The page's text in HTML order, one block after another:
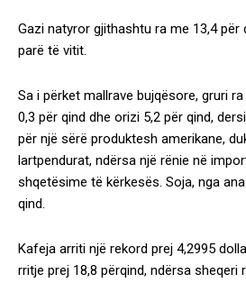
Gazi natyror gjithashtu ra me 13,4 për
parë të vitit.
Sa i përket mallrave bujqësore, gruri
0,3 për qind dhe orizi 5,2 për qind,
për një sërë produktesh amerikane,
lartpendurat, ndërsa një rënie në
shqetësime të kërkesës. Soja, nga
qind.
Kafeja arriti një rekord prej 4,2995
rritje prej 18,8 përqind, ndërsa sheqeri